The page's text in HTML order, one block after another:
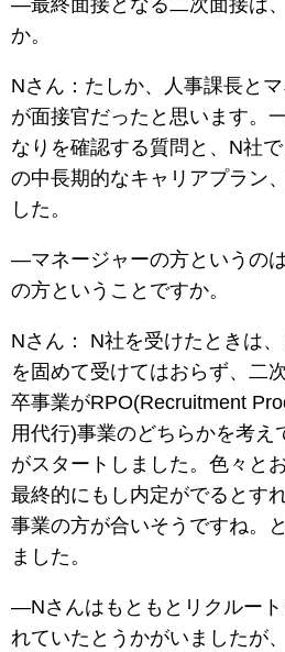
か。
Nさん：たしか、人事課長と
が面接官だったと思います。
なりを確認する質問と、N社
の中長期的なキャリアプラン
した。
―マネージャーの方というの
の方ということですか。
Nさん： N社を受けたときは
を固めて受けてはおらず、二
卒事業がRPO(Recruitment
用代行)事業のどちらかを考え
がスタートしました。色々と
最終的にもし内定がでるとす
事業の方が合いそうですね。
ました。
―Nさんはもともとリクルー
れていたとうかがいましたが